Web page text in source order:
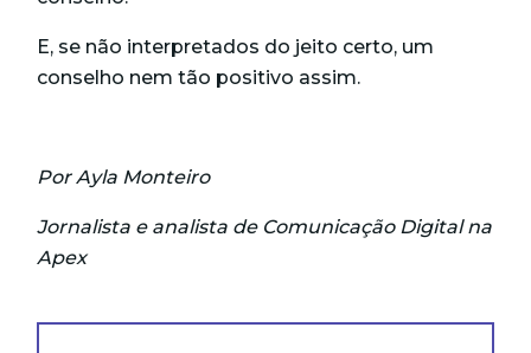
E, se não interpretados do jeito certo, um
conselho nem tão positivo assim.
Por Ayla Monteiro
Jornalista e analista de Comunicação Digital na
Apex